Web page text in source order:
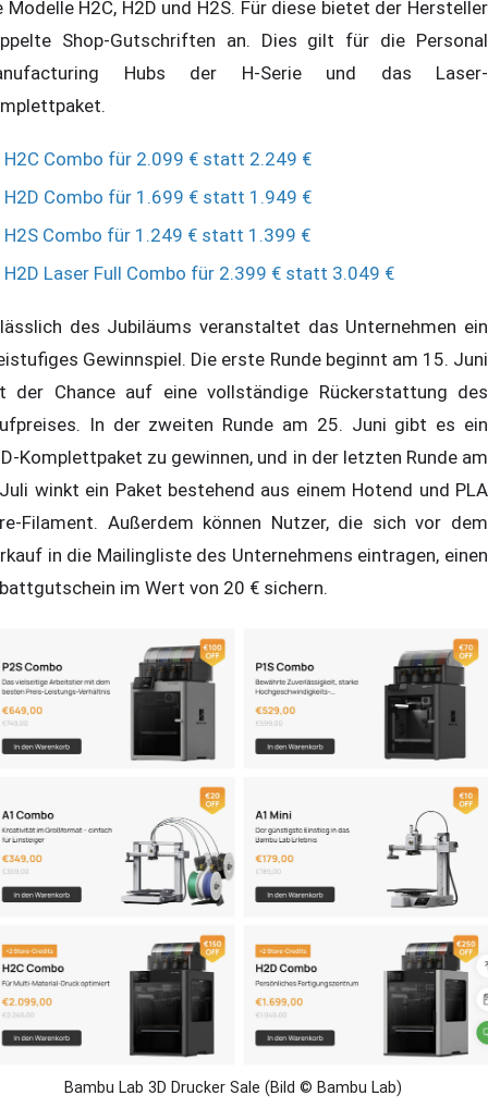
Modelle H2C, H2D und H2S. Für diese bietet der Hersteller
Shop-Gutschriften an. Dies gilt für die Personal
Hubs der H-Serie und das Laser-
H2C Combo für 2.099 € statt 2.249 €
H2D Combo für 1.699 € statt 1.949 €
H2S Combo für 1.249 € statt 1.399 €
H2D Laser Full Combo für 2.399 € statt 3.049 €
des Jubiläums veranstaltet das Unternehmen ein
Gewinnspiel. Die erste Runde beginnt am 15. Juni
der Chance auf eine vollständige Rückerstattung des
In der zweiten Runde am 25. Juni gibt es ein
Komplettpaket zu gewinnen, und in der letzten Runde am
winkt ein Paket bestehend aus einem Hotend und PLA
Filament. Außerdem können Nutzer, die sich vor dem
in die Mailingliste des Unternehmens eintragen, einen
im Wert von 20 € sichern.
Bambu Lab 3D Drucker Sale (Bild © Bambu Lab)